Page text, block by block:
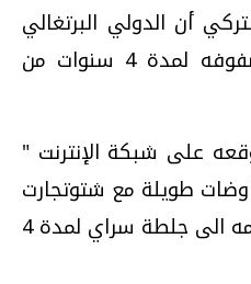
أن الدولي البرتغالي
فرناندو ميرا انضم إلى صفوفه لمدة 4 سنوات من
على شبكة الإنترنت "
طويلة مع شتوتجارت
وقد وقع على عقد انضمامه الى جلطة سراي لمدة 4